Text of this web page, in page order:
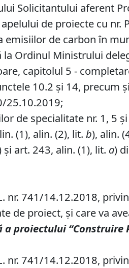
Solicitantului aferent
de proiecte cu
emisiilor de carbon în
Ordinul Ministrului
capitolul 5 -
10.2 şi 14, precum
25.10.2019;
de specialitate nr. 1, 5
(1), alin. (2), lit.b), alin.
și art. 243, alin. (1), lit. a)
nr. 741/14.12.2018,
de proiect, şi care va
a proiectului “Construire
nr. 741/14.12.2018,